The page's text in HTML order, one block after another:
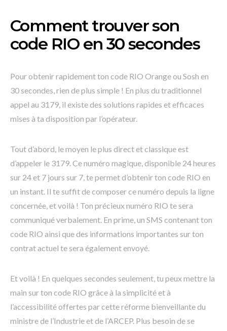
Comment trouver son
code RIO en 30 secondes
Pour obtenir rapidement ton code RIO Orange ou Sosh en
30 secondes, rien de plus simple ! En plus du traditionnel
appel au 3179, il existe des solutions rapides et efficaces
mises à ta disposition par l’opérateur.
Tout d’abord, le moyen le plus direct et classique est
d’appeler le 3179. Ce numéro magique, disponible 24 heures
sur 24 et 7 jours sur 7, te permet d’obtenir ton code RIO en
un instant. Il te suffit de composer ce numéro depuis la ligne
concernée, et voilà ! Ton précieux numéro RIO te sera
communiqué verbalement. En prime, un SMS contenant ton
code RIO ainsi que des informations importantes sur ton
contrat actuel te sera également envoyé.
Et voilà ! En quelques secondes seulement, tu peux mettre la
main sur ton code RIO grâce à la simplicité et à
l’accessibilité offertes par cette réforme bienveillante du
ministre de l’Industrie et de l’ARCEP. Plus besoin de se